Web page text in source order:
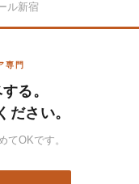
ル新宿
専門
る。
ださい。
てOKです。